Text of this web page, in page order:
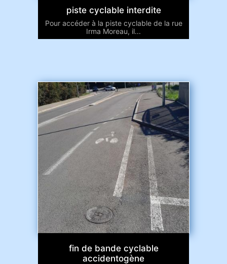
piste cyclable interdite
Pour accéder à la piste cyclable de la rue
Irma Moreau, il...
fin de bande cyclable
accidentogène